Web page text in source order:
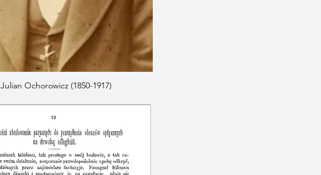
Julian Ochorowicz (1850-1917)